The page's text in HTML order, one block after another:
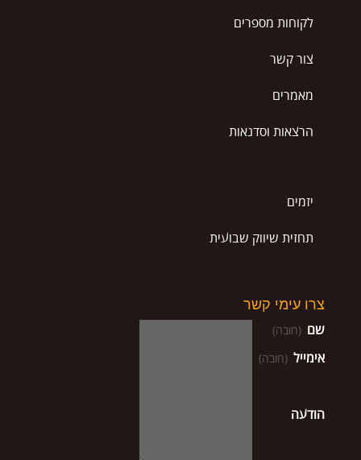
לקוחות מספרים
צור קשר
מאמרים
הרצאות וסדנאות
יזמים
תחזית שיווק שבועית
צרו עימי קשר
שם (חובה)
אימייל (חובה)
הודעה